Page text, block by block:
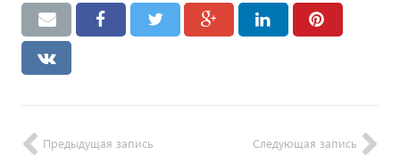
Предыдущая запись Следующая запись